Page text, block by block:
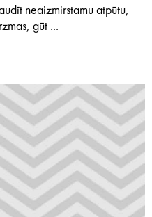
neaizmirstamu atpūtu,
gūt ...